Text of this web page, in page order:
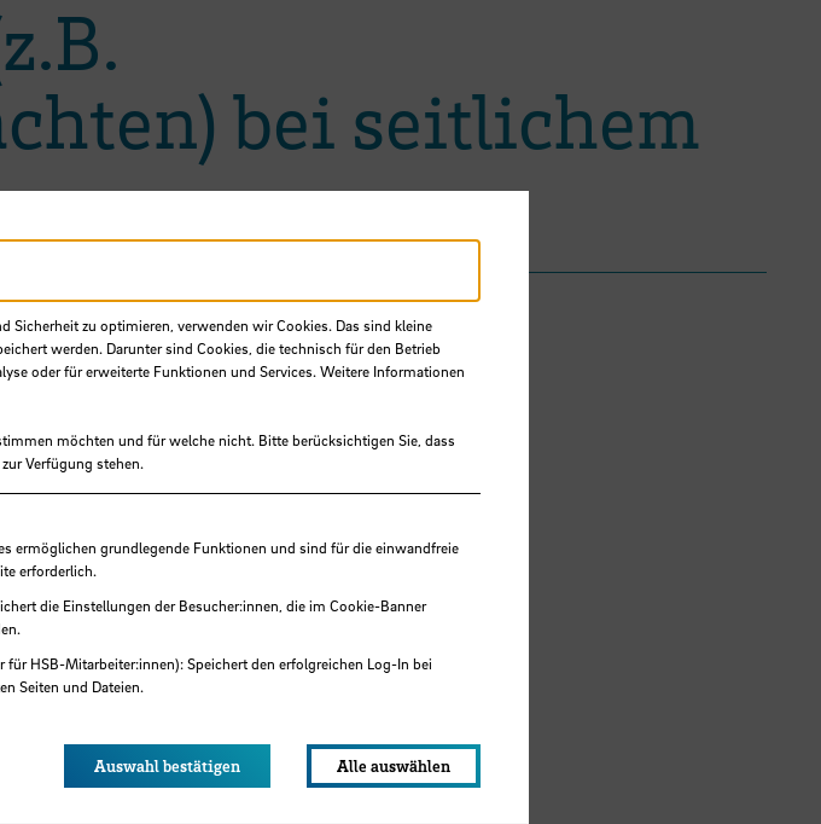
bei seitlichem
Gregor, Prof.
Prof. Dr.-Ing.
gefördertes Projekt
Sicherheit zu optimieren, verwenden wir Cookies. Das sind kleine
werden. Darunter sind Cookies, die technisch für den Betrieb
oder für erweiterte Funktionen und Services. Weitere Informationen
möchten und für welche nicht. Bitte berücksichtigen Sie, dass
Verfügung stehen.
ermöglichen grundlegende Funktionen und sind für die einwandfreie
erforderlich.
die Einstellungen der Besucher:innen, die im Cookie-Banner
für HSB-Mitarbeiter:innen): Speichert den erfolgreichen Log-In bei
Seiten und Dateien.
Auswahl bestätigen Alle auswählen